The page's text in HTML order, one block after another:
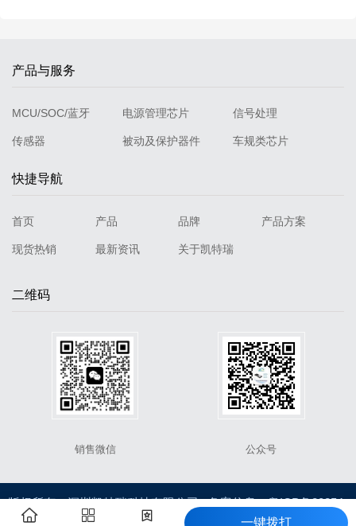
产品与服务
MCU/SOC/蓝牙 电源管理芯片 信号处理
传感器 被动及保护器件 车规类芯片
快捷导航
首页 产品 品牌 产品方案
现货热销 最新资讯 关于凯特瑞
二维码
销售微信 公众号
版权所有：深圳凯特瑞科技有限公司 备案信息：粤ICP备20254
   一键拨打